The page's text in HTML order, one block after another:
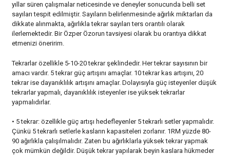
yıllar süren çalışmalar neticesinde ve deneyler sonucunda belli set
sayıları tespit edilmiştir. Sayıların belirlenmesinde ağırlık miktarları da
dikkate alınmakta, ağırlıkla tekrar sayıları ters orantılı olarak
ilerlemektedir. Bir Özper Özorun tavsiyesi olarak bu orantıya dikkat
etmenizi öneririm.
Tekrarlar özellikle 5-10-20 tekrar şeklindedir. Her tekrar sayısının bir
amacı vardır. 5 tekrar güç artışını amaçlar. 10 tekrar kas artışını, 20
tekrar ise dayanıklılık artışını amaçlar. Dolayısıyla güç isteyenler düşük
tekrarlar yapmalı, dayanıklılık isteyenler ise yüksek tekrarlar
yapmalıdırlar.
• 5 tekrar: özellikle güç artışı hedefleyenler 5 tekrarlı setler yapmalıdır.
Çünkü 5 tekrarlı setlerle kasların kapasiteleri zorlanır. 1RM yüzde 80-
90 ağırlıkla çalışılmalıdır. Zaten bu ağırlıklarla yüksek tekrar yapmak
çok mümkün değildir. Düşük tekrar yapılarak beyin kaslara hükmeder